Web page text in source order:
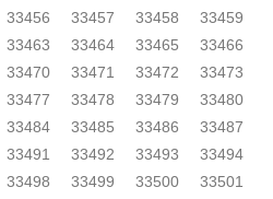
33456 33457 33458
33459
33463 33464 33465
33466
33470 33471 33472
33473
33477 33478 33479
33480
33484 33485 33486
33487
33491 33492 33493
33494
33498 33499 33500
33501